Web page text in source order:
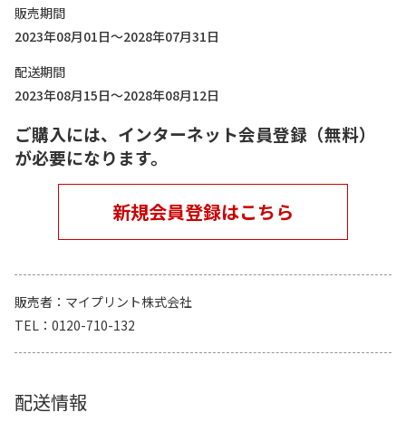
販売期間
2023年08月01日～2028年07月31日
配送期間
2023年08月15日～2028年08月12日
ご購入には、インターネット会員登録（無料）
が必要になります。
新規会員登録はこちら
販売者
マイプリント株式会社
TEL
0120-710-132
配送情報